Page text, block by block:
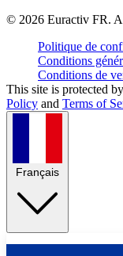
© 2026 Euractiv FR.
Politique de
Conditions
Conditions de
This site is protected
Policy and Terms of
Français